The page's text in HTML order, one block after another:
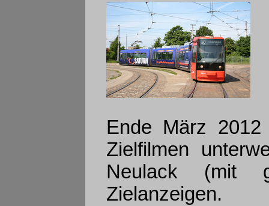
Ende März
Zielfilmen
Neulack (mit
Zielanzeigen.